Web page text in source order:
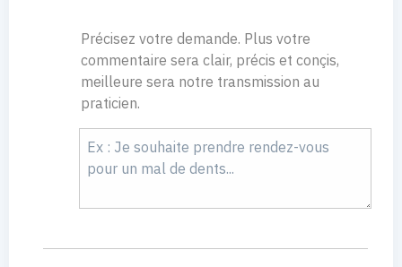
Précisez votre demande. Plus votre
commentaire sera clair, précis et conçis,
meilleure sera notre transmission au
praticien.